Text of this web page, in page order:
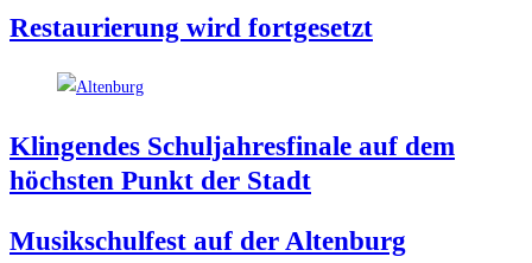
Restau­rie­rung wird fortgesetzt
Klin­gen­des Schul­jah­res­fi­na­le auf dem
höchs­ten Punkt der Stadt
Musik­schul­fest auf der Altenburg